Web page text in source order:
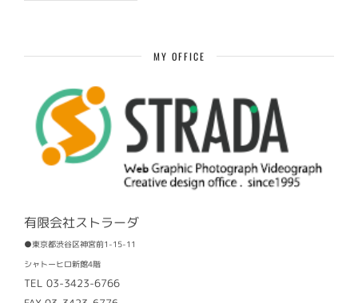
MY OFFICE
有限会社ストラーダ
●東京都渋谷区神宮前1-15-11
シャトーヒロ新館4階
TEL 03-3423-6766